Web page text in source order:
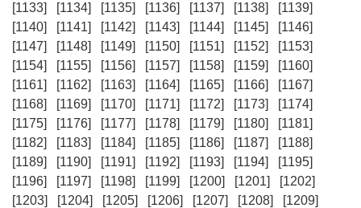
[1133]
[1134] [1135] [1136] [1137] [1138]
[1139]
[1140]
[1141] [1142] [1143] [1144] [1145]
[1146]
[1147]
[1148] [1149] [1150] [1151] [1152]
[1153]
[1154]
[1155] [1156] [1157] [1158] [1159]
[1160]
[1161]
[1162] [1163] [1164] [1165] [1166]
[1167]
[1168]
[1169] [1170] [1171] [1172] [1173]
[1174]
[1175]
[1176] [1177] [1178] [1179] [1180]
[1181]
[1182]
[1183] [1184] [1185] [1186] [1187]
[1188]
[1189]
[1190] [1191] [1192] [1193] [1194]
[1195]
[1196]
[1197] [1198] [1199] [1200] [1201]
[1202]
[1203]
[1204] [1205] [1206] [1207] [1208]
[1209]